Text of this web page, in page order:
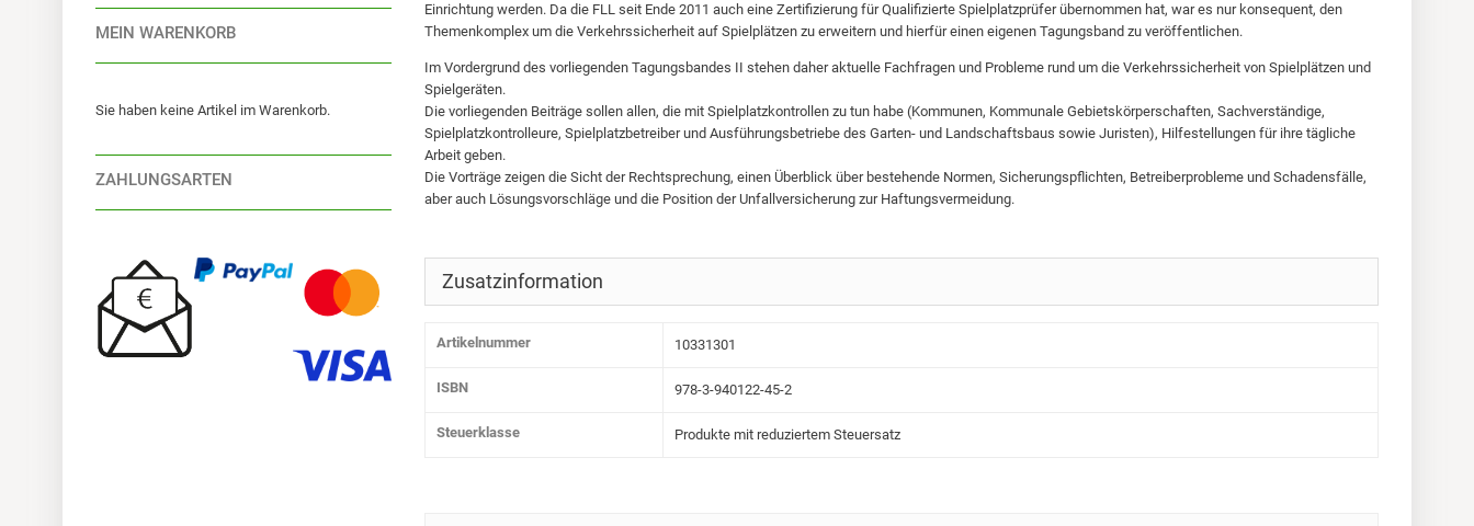
Einrichtung werden. Da die FLL seit Ende 2011 auch eine Zertifizierung für Qualifizierte Spielplatzprüfer übernommen hat, war es nur konsequent, den
Themenkomplex um die Verkehrssicherheit auf Spielplätzen zu erweitern und hierfür einen eigenen Tagungsband zu veröffentlichen.
Im Vordergrund des vorliegenden Tagungsbandes II stehen daher aktuelle Fachfragen und Probleme rund um die Verkehrssicherheit von Spielplätzen und
Spielgeräten.
Die vorliegenden Beiträge sollen allen, die mit Spielplatzkontrollen zu tun habe (Kommunen, Kommunale Gebietskörperschaften, Sachverständige,
Spielplatzkontrolleure, Spielplatzbetreiber und Ausführungsbetriebe des Garten- und Landschaftsbaus sowie Juristen), Hilfestellungen für ihre tägliche
Arbeit geben.
Die Vorträge zeigen die Sicht der Rechtsprechung, einen Überblick über bestehende Normen, Sicherungspflichten, Betreiberprobleme und Schadensfälle,
aber auch Lösungsvorschläge und die Position der Unfallversicherung zur Haftungsvermeidung.
Zusatzinformation
Artikelnummer 10331301
ISBN 978-3-940122-45-2
Steuerklasse Produkte mit reduziertem Steuersatz
MEIN WARENKORB
Sie haben keine Artikel im Warenkorb.
ZAHLUNGSARTEN